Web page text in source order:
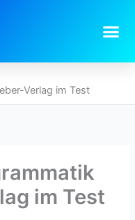
Verlag im Test
im Test